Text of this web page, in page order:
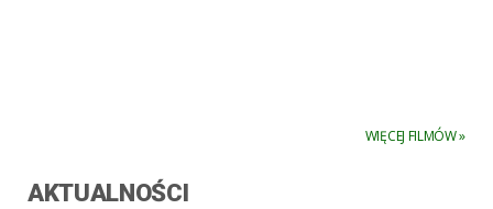
WIĘCEJ FILMÓW »
AKTUALNOŚCI